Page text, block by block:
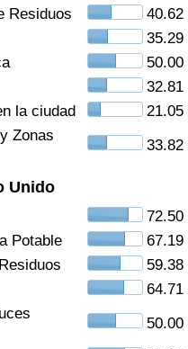
Residuos
40.62
35.29
50.00
32.81
la ciudad
21.05
Zonas
33.82
Unido
72.50
Potable
67.19
59.38
64.71
50.00